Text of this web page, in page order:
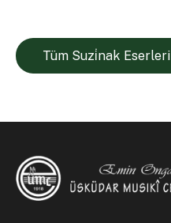
Tüm Suzi̇nak Eserleri